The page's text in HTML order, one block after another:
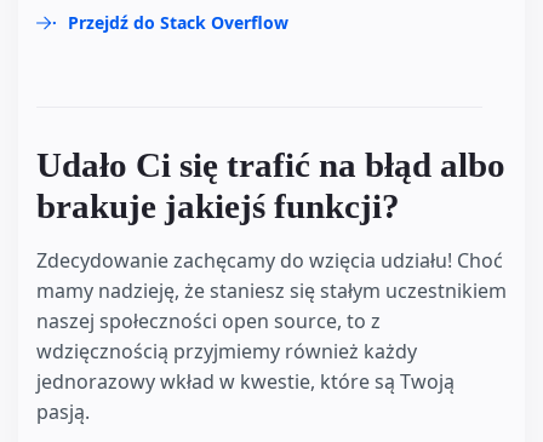
Przejdź do Stack Overflow
Udało Ci się trafić na błąd albo
brakuje jakiejś funkcji?
Zdecydowanie zachęcamy do wzięcia udziału! Choć
mamy nadzieję, że staniesz się stałym uczestnikiem
naszej społeczności open source, to z
wdzięcznością przyjmiemy również każdy
jednorazowy wkład w kwestie, które są Twoją
pasją.